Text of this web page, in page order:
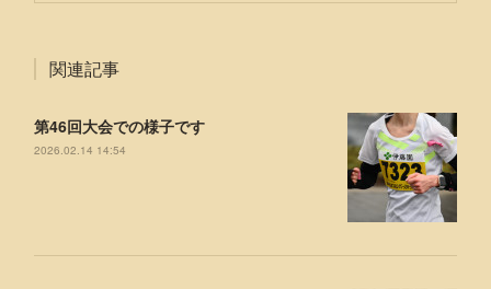
関連記事
第46回大会での様子です
2026.02.14 14:54